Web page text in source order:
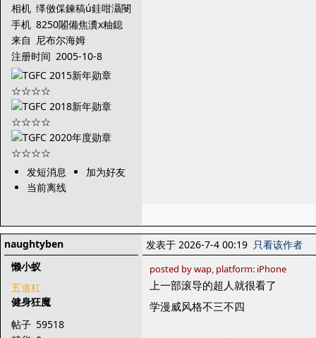
相机 缂傚倸鍊稿ú銈咁灄閿
曞倸绀傛俊顖滅帛缂
手机 8250闂備焦瀵х粙鎴
︽偋閹版澘绠洪柟瀵
稿С濞岊亪鐓崶銊
︹拹婵☆垰锕弻
来自 尼布尔海姆
注册时间 2005-10-8
发短消息
加为好友
当前离线
naughtyben
懒小蚁
五道杠
健身狂魔
帖子 59518
发表于 2026-7-4 00:19 只看该作者
posted by wap, platform: iPhone
上一部滚导的超人就很看了
学漫威风格不三不四